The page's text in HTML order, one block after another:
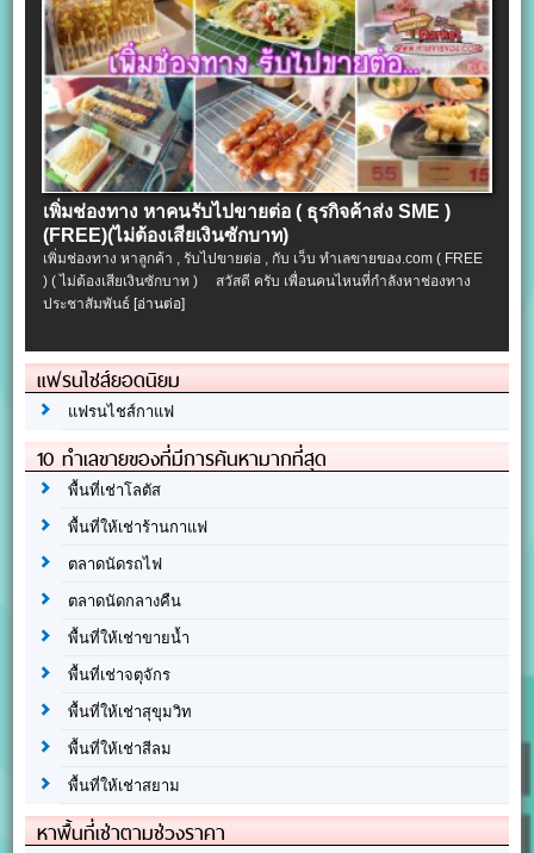
เพิ่มช่องทาง หาคนรับไปขายต่อ ( ธุรกิจค้าส่ง SME )
(FREE)(ไม่ต้องเสียเงินซักบาท)
เพิ่มช่องทาง หาลูกค้า , รับไปขายต่อ , กับ เว็บ ทำเลขายของ.com ( FREE
) ( ไม่ต้องเสียเงินซักบาท ) สวัสดี ครับ เพื่อนคนไหนที่กำลังหาช่องทาง
ประชาสัมพันธ์[อ่านต่อ]
แฟรนไชส์ยอดนิยม
แฟรนไชส์กาแฟ
10 ทำเลขายของที่มีการค้นหามากที่สุด
พื้นที่เช่าโลตัส
พื้นที่ให้เช่าร้านกาแฟ
ตลาดนัดรถไฟ
ตลาดนัดกลางคืน
พื้นที่ให้เช่าขายน้ำ
พื้นที่เช่าจตุจักร
พื้นที่ให้เช่าสุขุมวิท
พื้นที่ให้เช่าสีลม
พื้นที่ให้เช่าสยาม
หาพื้นที่เช่าตามช่วงราคา